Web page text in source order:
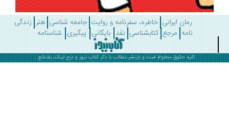
رمان ایرانی خاطره، سفرنامه و روایت جامعه شناسی هنر زندگی
مرجع کتابشناسی نقد بایگانی پیگیری شناسنامه
کلیه حقوق محفوظ است و بازنشر مطالب با ذکرکتاب نیوز و درج لینک، بلامانع .